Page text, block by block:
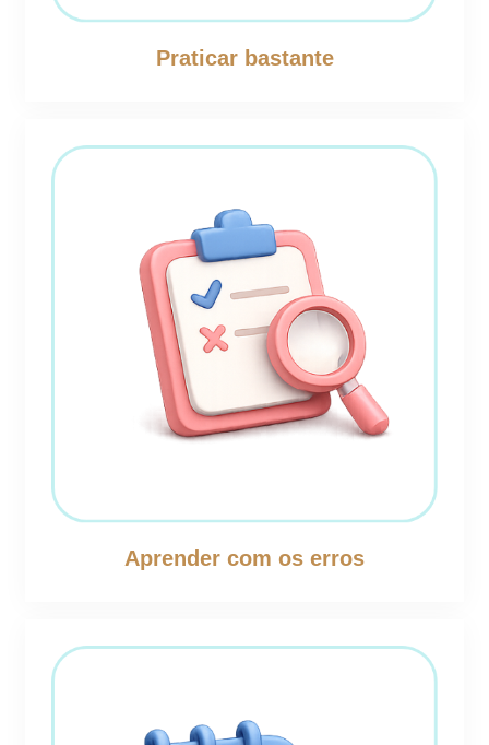
Praticar bastante
Aprender com os erros